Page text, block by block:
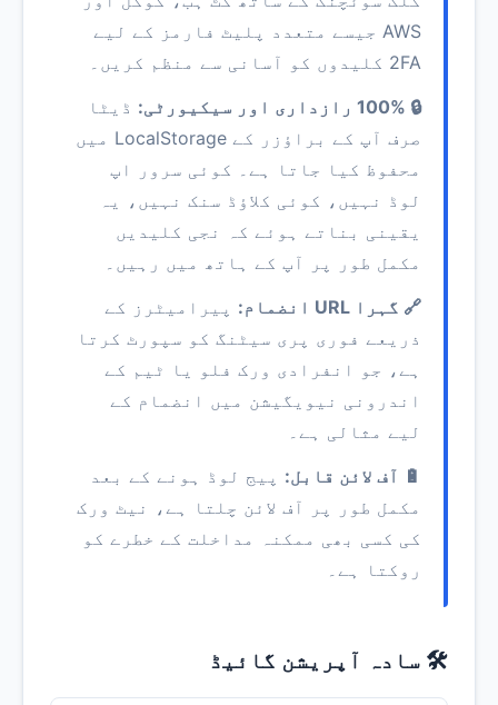
AWS جیسے متعدد پلیٹ فارمز کے لیے
2FA کلیدوں کو آسانی سے منظم کریں۔
🔒 100% رازداری اور سیکیورٹی:
ڈیٹا
صرف آپ کے براؤزر کے LocalStorage میں
محفوظ کیا جاتا ہے۔ کوئی سرور اپ
لوڈ نہیں، کوئی کلاؤڈ سنک نہیں، یہ
یقینی بناتے ہوئے کہ نجی کلیدیں
مکمل طور پر آپ کے ہاتھ میں رہیں۔
🔗 گہرا URL انضمام:
پیرامیٹرز کے
ذریعے فوری پری سیٹنگ کو سپورٹ کرتا
ہے، جو انفرادی ورک فلو یا ٹیم کے
اندرونی نیویگیشن میں انضمام کے
لیے مثالی ہے۔
🔋 آف لائن قابل: پیج لوڈ ہونے کے بعد
مکمل طور پر آف لائن چلتا ہے، نیٹ ورک
کی کسی بھی ممکنہ مداخلت کے خطرے کو
روکتا ہے۔
🛠️ سادہ آپریشن گائیڈ